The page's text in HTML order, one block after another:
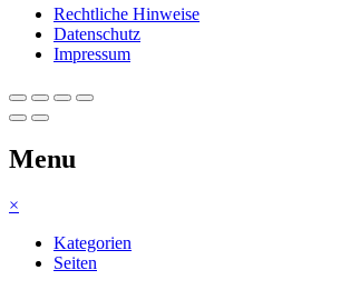
Rechtliche Hinweise
Datenschutz
Impressum
Menu
×
Kategorien
Seiten